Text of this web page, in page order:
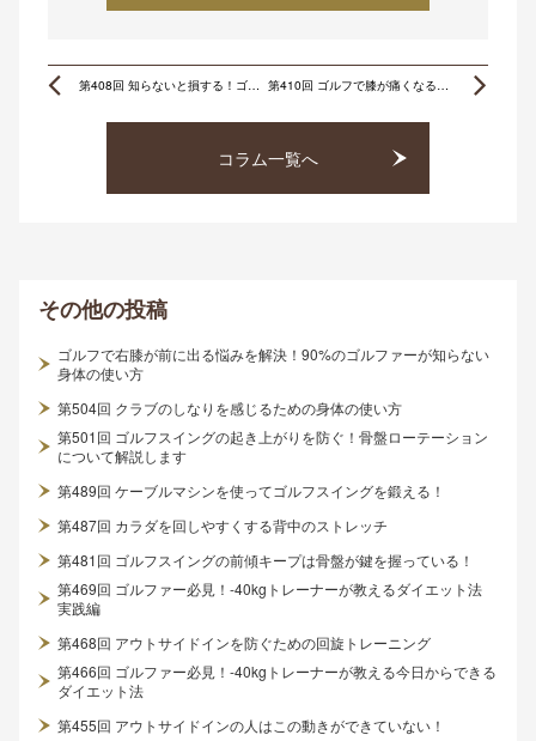
Prev 第408回 知らないと損する！ゴルファーのための腰痛改善体操！ 第410回 ゴルフで膝が痛くなる正体は膝にはない！
コラム一覧へ
その他の投稿
ゴルフで右膝が前に出る悩みを解決！90%のゴルファーが知らない
身体の使い方
第504回 クラブのしなりを感じるための身体の使い方
第501回 ゴルフスイングの起き上がりを防ぐ！骨盤ローテーション
について解説します
第489回 ケーブルマシンを使ってゴルフスイングを鍛える！
第487回 カラダを回しやすくする背中のストレッチ
第481回 ゴルフスイングの前傾キープは骨盤が鍵を握っている！
第469回 ゴルファー必見！-40kgトレーナーが教えるダイエット法
実践編
第468回 アウトサイドインを防ぐための回旋トレーニング
第466回 ゴルファー必見！-40kgトレーナーが教える今日からできる
ダイエット法
第455回 アウトサイドインの人はこの動きができていない！